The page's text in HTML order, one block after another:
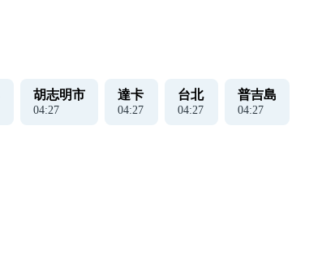
胡志明市
04:27
達卡
04:27
台北
04:27
普吉島
04:27